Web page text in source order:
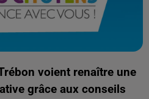
voient renaître une
grâce aux conseils